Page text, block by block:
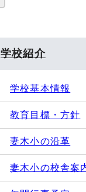
学校紹介
学校基本情報
教育目標・方針
妻木小の沿革
妻木小の校舎案